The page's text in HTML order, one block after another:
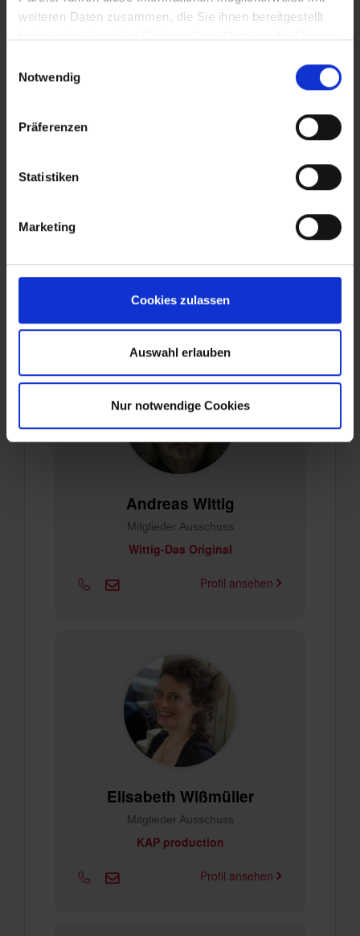
weiteren Daten zusammen, die Sie ihnen bereitgestellt
Notwendig
Präferenzen
Statistiken
Marketing
Cookies zulassen
Auswahl erlauben
Nur notwendige Cookies
Mitgliederausschuss
Andreas Wittig
Mitglieder Ausschuss
Wittig-Das Original
Profil ansehen
Elisabeth Wißmüller
Mitglieder Ausschuss
KAP production
Profil ansehen